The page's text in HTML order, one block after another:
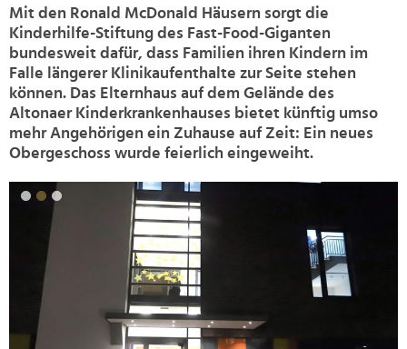
Mit den Ronald McDonald Häusern sorgt die
Kinderhilfe-Stiftung des Fast-Food-Giganten
bundesweit dafür, dass Familien ihren Kindern im
Falle längerer Klinikaufenthalte zur Seite stehen
können. Das Elternhaus auf dem Gelände des
Altonaer Kinderkrankenhauses bietet künftig umso
mehr Angehörigen ein Zuhause auf Zeit: Ein neues
Obergeschoss wurde feierlich eingeweiht.